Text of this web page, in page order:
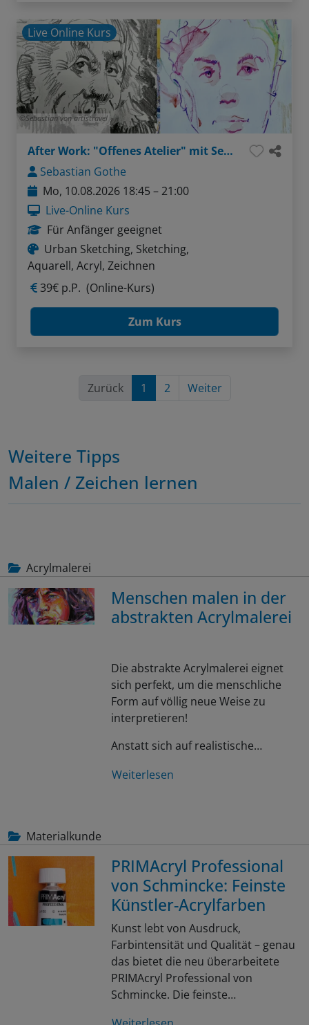
Sebastian von artistravel
Live Online Kurs
After Work: "Offenes Atelier" mit Sebastian - Thema: Gesichter ganz einfach (Bleistift / Aquarellstifte)
Sebastian Gothe
Mo, 10.08.2026 18:45 – 21:00
Live-Online Kurs
Für Anfänger geeignet
Urban Sketching, Sketching,
Aquarell, Acryl, Zeichnen
39€ p.P. (Online-Kurs)
Zum Kurs
Zurück 1 2 Weiter
Weitere Tipps
Malen / Zeichen lernen
Acrylmalerei
Menschen malen in der
abstrakten Acrylmalerei
Die abstrakte Acrylmalerei eignet
sich perfekt, um die menschliche
Form auf völlig neue Weise zu
interpretieren!
Anstatt sich auf realistische…
Weiterlesen
Materialkunde
PRIMAcryl Professional
von Schmincke: Feinste
Künstler-Acrylfarben
Kunst lebt von Ausdruck,
Farbintensität und Qualität – genau
das bietet die neu überarbeitete
PRIMAcryl Professional von
Schmincke. Die feinste…